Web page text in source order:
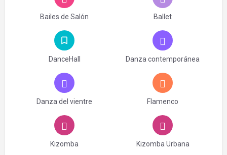
Bailes de Salón Ballet
DanceHall Danza contemporánea
Danza del vientre Flamenco
Kizomba Kizomba Urbana